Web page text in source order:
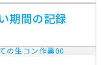
期間の記録